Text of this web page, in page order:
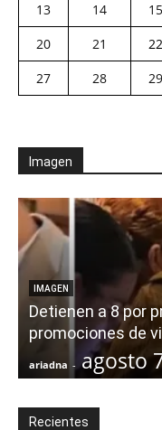
13
14 15
20
21 22
27
28 29
Imagen
IMAGEN
Detienen a 8 por
promociones de
ariadna - agosto
Recientes